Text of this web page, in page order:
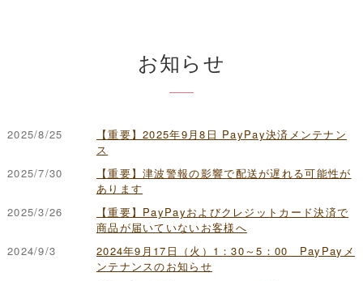
お知らせ
2025/8/25
【重要】2025年9月8日 PayPay決済メンテナン
ス
2025/7/30
【重要】津波警報の影響で配送が遅れる可能性が
あります
2025/3/26
【重要】PayPayおよびクレジットカード決済で
商品が届いていないお客様へ
2024/9/3
2024年9月17日（火）1：30～5：00 PayPayメ
ンテナンスのお知らせ